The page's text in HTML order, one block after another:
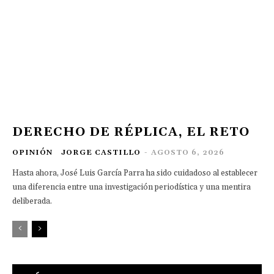
DERECHO DE RÉPLICA, EL RETO
OPINIÓN JORGE CASTILLO - AGOSTO 6, 2026
Hasta ahora, José Luis García Parra ha sido cuidadoso al establecer
una diferencia entre una investigación periodística y una mentira
deliberada.